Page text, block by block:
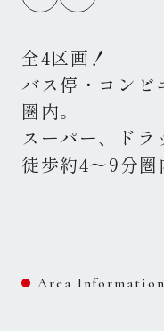
全4区画！
バス停・コンビ
圏内。
スーパー、ド
徒歩約4～9分圏
Area Information